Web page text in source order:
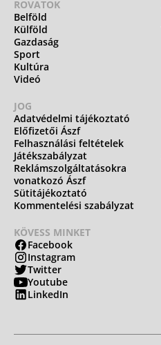
ROVATOK
Belföld
Külföld
Gazdaság
Sport
Kultúra
Videó
JOG
Adatvédelmi tájékoztató
Előfizetői Ászf
Felhasználási feltételek
Játékszabályzat
Reklámszolgáltatásokra
vonatkozó Ászf
Sütitájékoztató
Kommentelési szabályzat
KÖVESS MINKET
Facebook
Instagram
Twitter
Youtube
LinkedIn